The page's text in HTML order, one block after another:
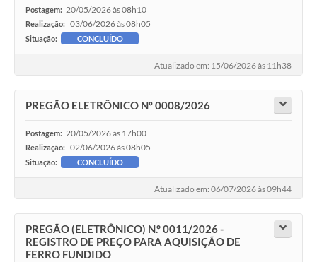
Postagem: 20/05/2026 às 08h10
Realização: 03/06/2026 às 08h05
Situação: CONCLUÍDO
Atualizado em: 15/06/2026 às 11h38
PREGÃO ELETRÔNICO Nº 0008/2026
Postagem: 20/05/2026 às 17h00
Realização: 02/06/2026 às 08h05
Situação: CONCLUÍDO
Atualizado em: 06/07/2026 às 09h44
PREGÃO (ELETRÔNICO) N.° 0011/2026 -
REGISTRO DE PREÇO PARA AQUISIÇÃO DE
FERRO FUNDIDO